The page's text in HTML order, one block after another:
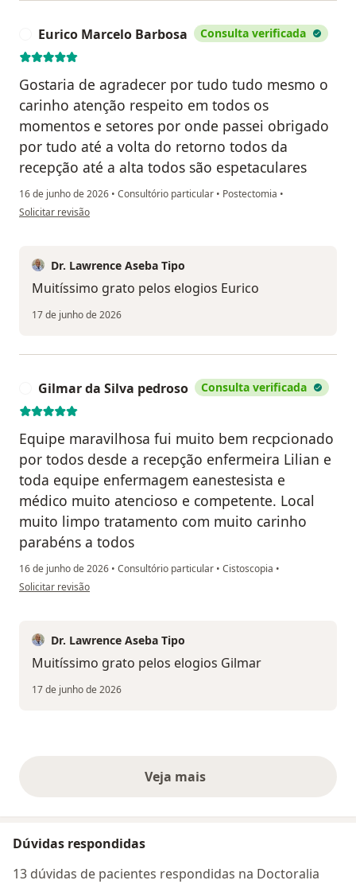
Eurico Marcelo Barbosa Consulta verificada
Gostaria de agradecer por tudo tudo mesmo o
carinho atenção respeito em todos os
momentos e setores por onde passei obrigado
por tudo até a volta do retorno todos da
recepção até a alta todos são espetaculares
16 de junho de 2026 • Consultório particular • Postectomia •
na opinião do utilizador Eurico Marcelo Barbosa
Solicitar revisão
Dr. Lawrence Aseba Tipo
Muitíssimo grato pelos elogios Eurico
17 de junho de 2026
Gilmar da Silva pedroso Consulta verificada
Equipe maravilhosa fui muito bem recpcionado
por todos desde a recepção enfermeira Lilian e
toda equipe enfermagem eanestesista e
médico muito atencioso e competente. Local
muito limpo tratamento com muito carinho
parabéns a todos
16 de junho de 2026 • Consultório particular • Cistoscopia •
na opinião do utilizador Gilmar da Silva pedroso
Solicitar revisão
Dr. Lawrence Aseba Tipo
Muitíssimo grato pelos elogios Gilmar
17 de junho de 2026
Veja maisopiniões acima
Dúvidas respondidas
13 dúvidas de pacientes respondidas na Doctoralia